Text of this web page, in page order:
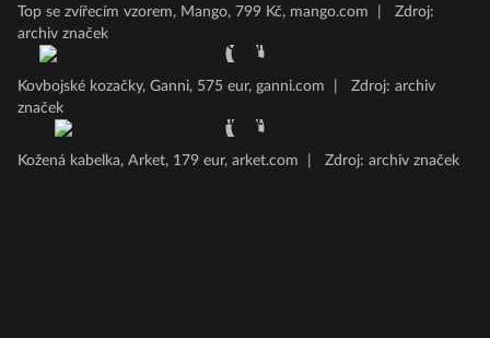
Top se zvířecím vzorem, Mango, 799 Kč, mango.com
Zdroj:
archiv značek
Kovbojské kozačky, Ganni, 575 eur, ganni.com
Zdroj: archiv
značek
Kožená kabelka, Arket, 179 eur, arket.com Zdroj: archiv značek